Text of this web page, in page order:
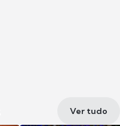
Ver tudo